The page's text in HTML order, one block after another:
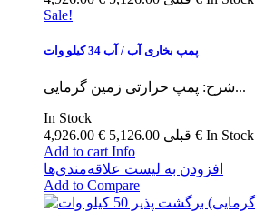
Sale!
پمپ بخاری آب / آب 34 کیلو وات
شرح: پمپ حرارتی زمین گرمایی...
In Stock
4,926.00 €
قبلی 5,126.00 € In Stock
Add to cart Info
افزودن به لیست علاقه‌مندی‌ها
Add to Compare